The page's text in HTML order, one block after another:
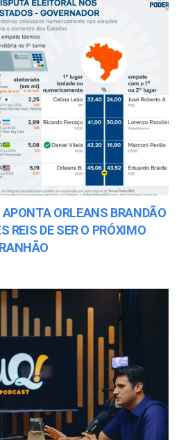
ORLEANS BRANDÃO
REIS DE SER O PRÓXIMO